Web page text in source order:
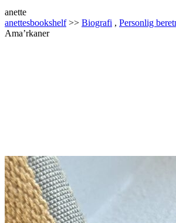
anette
anettesbookshelf>> Biografi , Personlig
Ama’rkaner